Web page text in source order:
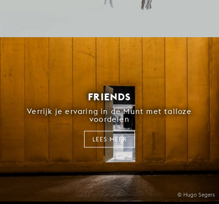
© Hugo Segers
FRIENDS
Verrijk je ervaring in de Munt met talloze
voordelen
LEES MEER